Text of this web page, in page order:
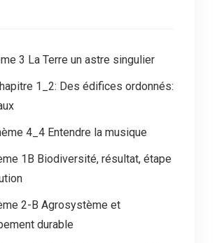
3 La Terre un astre singulier
1_2: Des édifices ordonnés:
4_4 Entendre la musique
1B Biodiversité, résultat, étape
2-B Agrosystème et
durable